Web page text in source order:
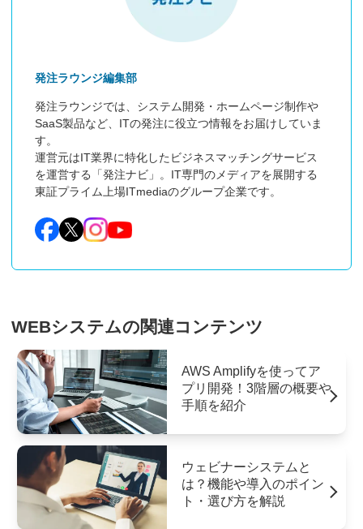
発注ラウンジ編集部
発注ラウンジでは、システム開発・ホームページ制作や
SaaS製品など、ITの発注に役立つ情報をお届けしていま
す。
運営元はIT業界に特化したビジネスマッチングサービス
を運営する「発注ナビ」。IT専門のメディアを展開する
東証プライム上場ITmediaのグループ企業です。
WEBシステムの関連コンテンツ
AWS Amplifyを使ってア
プリ開発！3階層の概要や
手順を紹介
ウェビナーシステムと
は？機能や導入のポイン
ト・選び方を解説